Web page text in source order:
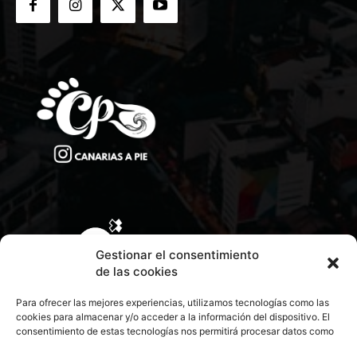
Gestionar el consentimiento
de las cookies
Para ofrecer las mejores experiencias, utilizamos tecnologías como las
cookies para almacenar y/o acceder a la información del dispositivo. El
consentimiento de estas tecnologías nos permitirá procesar datos como